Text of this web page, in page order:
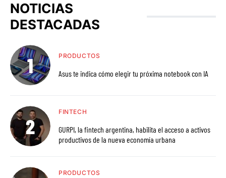
NOTICIAS
DESTACADAS
PRODUCTOS
Asus te indica cómo elegir tu próxima notebook con IA
FINTECH
GURPI, la fintech argentina, habilita el acceso a activos
productivos de la nueva economía urbana
PRODUCTOS